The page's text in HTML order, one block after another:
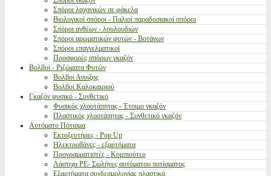
Σπόροι λαχανικών σε φάκελα
Βιολογικοί σπόροι - Παλιοί παραδοσιακοί σπόροι
Σπόροι ανθέων - λουλουδιών
Σπόροι αρωματικών φυτών - Βοτάνων
Σπόροι επαγγελματικοί
Προσφορές σπόρων γκαζόν
Βολβοί - Ριζώματα Φυτών
Βολβοί Ανοιξης
Βολβοί Καλοκαιριού
Γκαζόν φυσικό - Συνθετικό
Φυσικός χλοοτάπητας - Έτοιμο γκαζόν
Πλαστικός χλοοτάπητας - Συνθετικό γκαζόν
Αυτόματο Πότισμα
Εκτοξευτήρες - Pop Up
Ηλεκτροβάνες - εξαρτήματα
Προγραμματιστές - Κομπιούτερ
Λάστιχα PE- Σωλήνες αυτόματου ποτίσματος
Εξαρτήματα συνδεσμολογίας πλαστικά